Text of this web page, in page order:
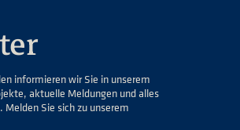
informieren wir Sie in unserem
aktuelle Meldungen und alles
Sie sich zu unserem